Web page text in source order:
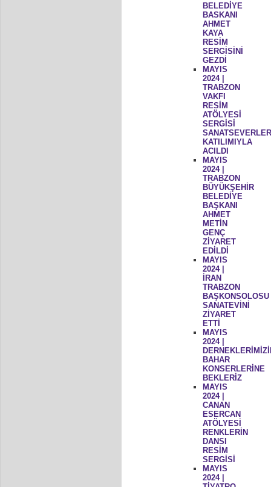
BELEDİYE
BASKANI
AHMET
KAYA
RESİM
SERGİSİNİ
GEZDİ
MAYIS
2024 |
TRABZON
VAKFI
RESİM
ATÖLYESİ
SERGİSİ
KATILIMIYLA
ACILDI
MAYIS
2024 |
TRABZON
BÜYÜKŞEHİR
BELEDİYE
BAŞKANI
AHMET
METİN
GENÇ
ZİYARET
EDİLDİ
MAYIS
2024 |
İRAN
TRABZON
BAŞKONSOLOSU
SANATEVİNİ
ZİYARET
ETTİ
MAYIS
2024 |
BAHAR
KONSERLERİNE
BEKLERİZ
MAYIS
2024 |
CANAN
ESERCAN
ATÖLYESİ
RENKLERİN
DANSI
RESİM
SERGİSİ
MAYIS
2024 |